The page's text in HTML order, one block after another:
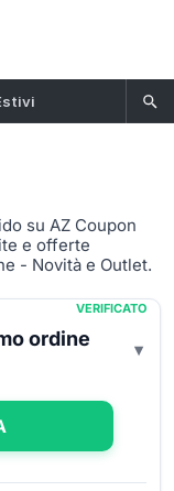
su AZ Coupon
e offerte
- Novità e Outlet.
VERIFICATO
ordine